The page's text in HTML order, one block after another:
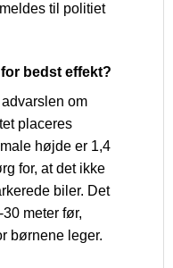
til politiet
bedst effekt?
om
placeres
højde er 1,4
for, at det ikke
biler. Det
meter før,
børnene leger.